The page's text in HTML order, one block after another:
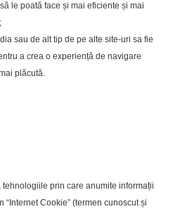
le poată face și mai eficiente și mai
sau de alt tip de pe alte site-uri sa fie
a crea o experiență de navigare
plăcută.
tehnologiile prin care anumite informații
Cookie” (termen cunoscut și